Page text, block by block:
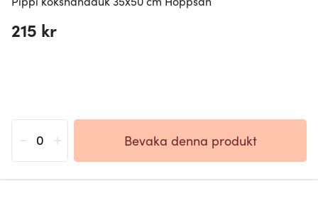
215 kr
Bevaka denna produkt